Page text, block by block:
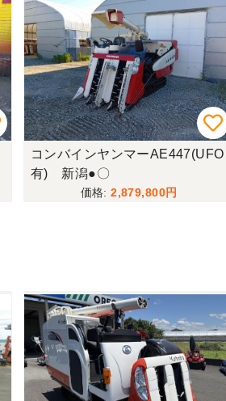
コンバインヤンマーAE447(UFO
有) 新潟●〇
2,879,800